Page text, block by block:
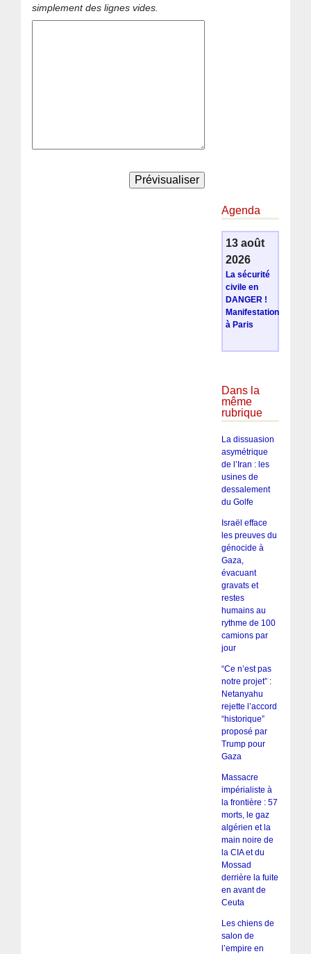
simplement des lignes vides.
Agenda
13 août
2026
La sécurité
civile en
DANGER !
Manifestation
à Paris
Dans la
même
rubrique
La dissuasion
asymétrique
de l’Iran : les
usines de
dessalement
du Golfe
Israël efface
les preuves du
génocide à
Gaza,
évacuant
gravats et
restes
humains au
rythme de 100
camions par
jour
“Ce n’est pas
notre projet” :
Netanyahu
rejette l’accord
“historique”
proposé par
Trump pour
Gaza
Massacre
impérialiste à
la frontière : 57
morts, le gaz
algérien et la
main noire de
la CIA et du
Mossad
derrière la fuite
en avant de
Ceuta
Les chiens de
salon de
l’empire en